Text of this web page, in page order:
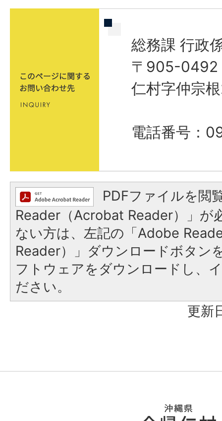
総務課 行政
〒905-0492
仁村字仲宗
電話番号：
PDFファイルを閲
Reader（Acrobat Reader）」が
ない方は、左記の「Adobe
Reader）」ダウンロードボタン
フトウェアをダウンロードし、
ださい。
更新